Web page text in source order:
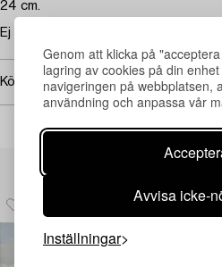
Genom att klicka på
lagring av cookies på din
navigeringen på webbplatsen,
användning och anpassa vår
Avvisa icke-
Inställningar
24 cm.
Ej examinerad ur ram.
Köpinformation
Andra har